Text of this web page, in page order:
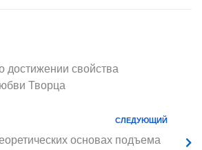
достижении свойства
Творца
СЛЕДУЮЩИЙ
основах подъема